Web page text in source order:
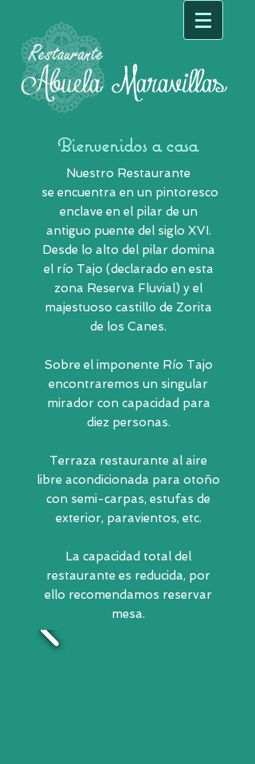
Bienvenidos a casa
Nuestro Restaurante
se encuentra en un pintoresco
enclave en el pilar de un
antiguo puente del siglo XVI.
Desde lo alto del pilar domina
el río Tajo (declarado en esta
zona Reserva Fluvial) y el
majestuoso castillo de Zorita
de los Canes.
Sobre el imponente Río Tajo
encontraremos un singular
mirador con capacidad para
diez personas.
Terraza restaurante al aire
libre acondicionada para otoño
con semi-carpas, estufas de
exterior, paravientos, etc.
La capacidad total del
restaurante es reducida, por
ello recomendamos reservar
mesa.